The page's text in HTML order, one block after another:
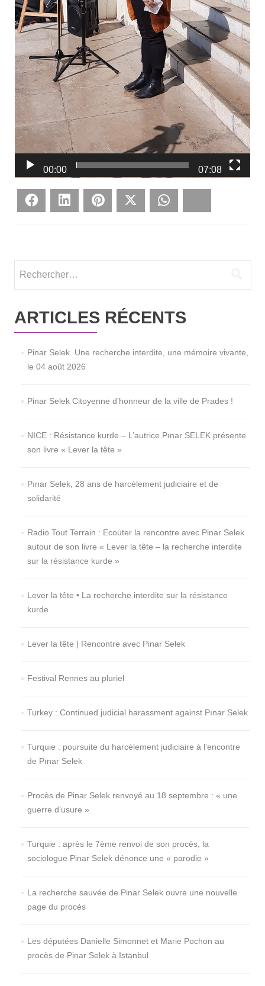
00:00 07:08
Face­bookLin­ke­dIn Pin­te­rest Twit­ter
ARTICLES RÉCENTS
Pinar Selek. Une recherche interdite, une mémoire vivante,
le 04 août 2026
Pinar Selek Citoyenne d’honneur de la ville de Prades !
NICE : Résistance kurde – L’autrice Pınar SELEK présente
son livre « Lever la tête »
Pınar Selek, 28 ans de harcèlement judiciaire et de
solidarité
Radio Tout Terrain : Ecouter la rencontre avec Pinar Selek
autour de son livre « Lever la tête – la recherche interdite
sur la résistance kurde »
Lever la tête • La recherche interdite sur la résistance
kurde
Lever la tête | Rencontre avec Pinar Selek
Festival Rennes au pluriel
Turkey : Continued judicial harassment against Pınar Selek
Turquie : poursuite du harcèlement judiciaire à l’encontre
de Pınar Selek
Procès de Pinar Selek renvoyé au 18 septembre : « une
guerre d’usure »
Turquie : après le 7ème renvoi de son procès, la
sociologue Pinar Selek dénonce une « parodie »
La recherche sauvée de Pinar Selek ouvre une nouvelle
page du procès
Les députées Danielle Simonnet et Marie Pochon au
procès de Pinar Selek à Istanbul